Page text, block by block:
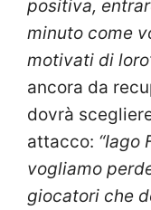
positiva,
minuto come
motivati di
ancora da
dovrà
attacco: “Iago
vogliamo
giocatori che